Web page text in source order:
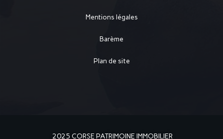
Mentions légales
Barème
Plan de site
2025 CORSE PATRIMOINE IMMOBILIER